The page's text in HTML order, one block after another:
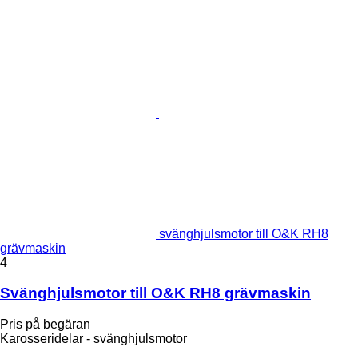
svänghjulsmotor till O&K RH8
grävmaskin
4
Svänghjulsmotor till O&K RH8 grävmaskin
Pris på begäran
Karosseridelar - svänghjulsmotor